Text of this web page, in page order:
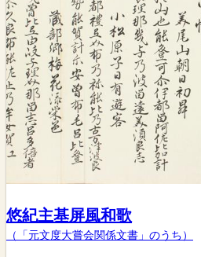
悠紀主基屏風和歌
（「元文度大嘗会関係文書」のうち）